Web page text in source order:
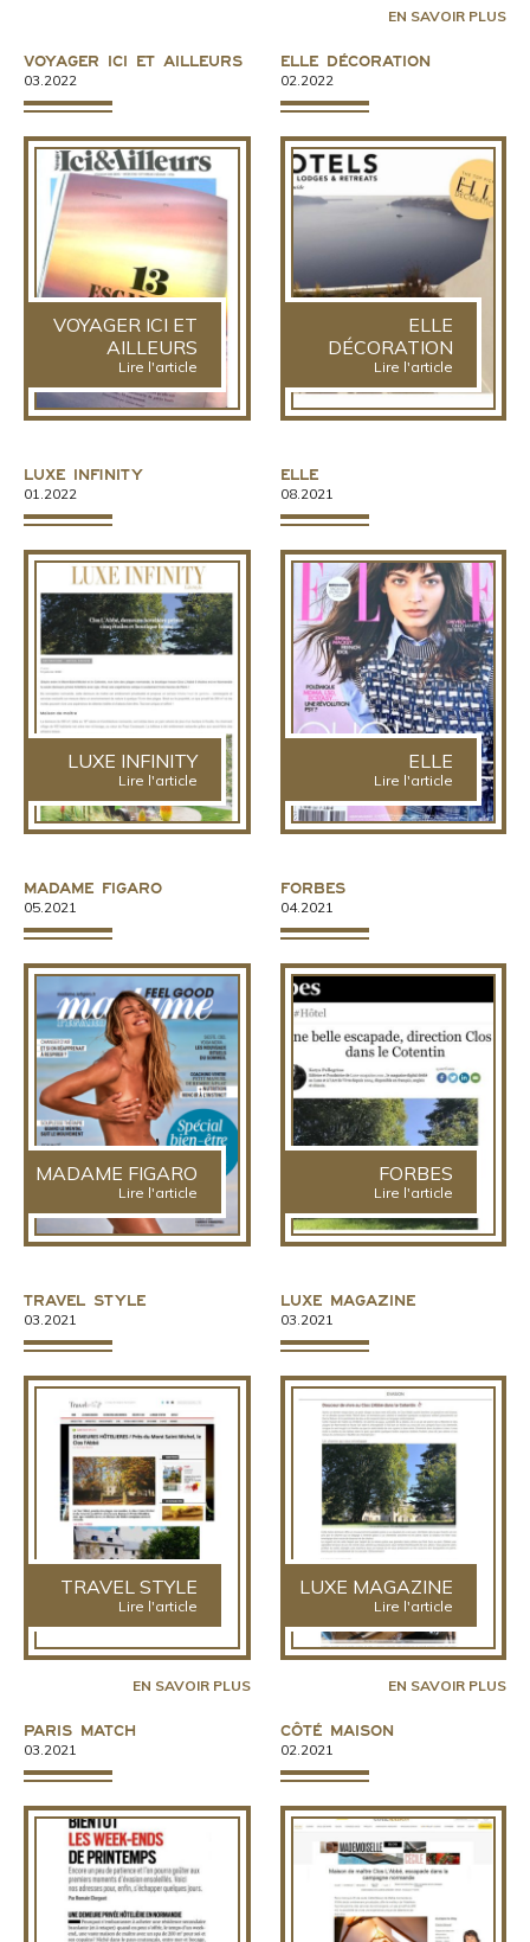
EN SAVOIR PLUS
Voyager Ici et Ailleurs
03.2022
VOYAGER ICI ET
AILLEURS
Lire l'article
ELLE Décoration
02.2022
ELLE
DÉCORATION
Lire l'article
Luxe Infinity
01.2022
LUXE INFINITY
Lire l'article
Elle
08.2021
ELLE
Lire l'article
Madame Figaro
05.2021
MADAME FIGARO
Lire l'article
Forbes
04.2021
FORBES
Lire l'article
Travel Style
03.2021
TRAVEL STYLE
Lire l'article
EN SAVOIR PLUS
Luxe Magazine
03.2021
LUXE MAGAZINE
Lire l'article
EN SAVOIR PLUS
Paris Match
03.2021
Côté Maison
02.2021